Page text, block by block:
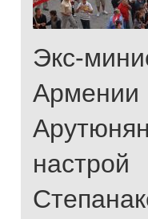
Экс-